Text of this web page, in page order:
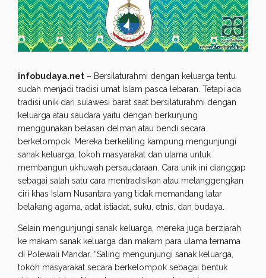
infobudaya.net – Bersilaturahmi dengan keluarga tentu
sudah menjadi tradisi umat Islam pasca lebaran. Tetapi ada
tradisi unik dari sulawesi barat saat bersilaturahmi dengan
keluarga atau saudara yaitu dengan berkunjung
menggunakan belasan delman atau bendi secara
berkelompok. Mereka berkeliling kampung mengunjungi
sanak keluarga, tokoh masyarakat dan ulama untuk
membangun ukhuwah persaudaraan. Cara unik ini dianggap
sebagai salah satu cara mentradisikan atau melanggengkan
ciri khas Islam Nusantara yang tidak memandang latar
belakang agama, adat istiadat, suku, etnis, dan budaya.
Selain mengunjungi sanak keluarga, mereka juga berziarah
ke makam sanak keluarga dan makam para ulama ternama
di Polewali Mandar. “Saling mengunjungi sanak keluarga,
tokoh masyarakat secara berkelompok sebagai bentuk